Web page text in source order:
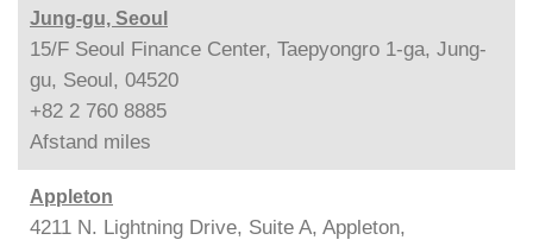
Jung-gu, Seoul
15/F Seoul Finance Center, Taepyongro 1-ga, Jung-
gu, Seoul, 04520
+82 2 760 8885
Afstand miles
Appleton
4211 N. Lightning Drive, Suite A, Appleton,